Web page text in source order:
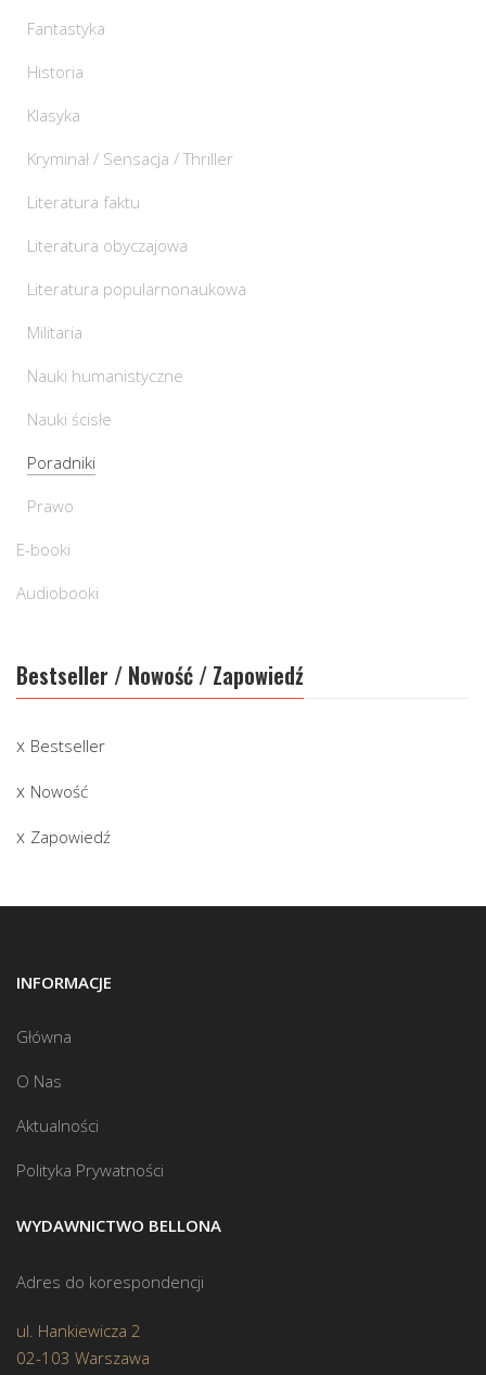
Fantastyka
Historia
Klasyka
Kryminał / Sensacja / Thriller
Literatura faktu
Literatura obyczajowa
Literatura popularnonaukowa
Militaria
Nauki humanistyczne
Nauki ścisłe
Poradniki
Prawo
E-booki
Audiobooki
Bestseller / Nowość / Zapowiedź
Bestseller
Nowość
Zapowiedź
INFORMACJE
Główna
O Nas
Aktualności
Polityka Prywatności
WYDAWNICTWO BELLONA
Adres do korespondencji
ul. Hankiewicza 2
02-103 Warszawa